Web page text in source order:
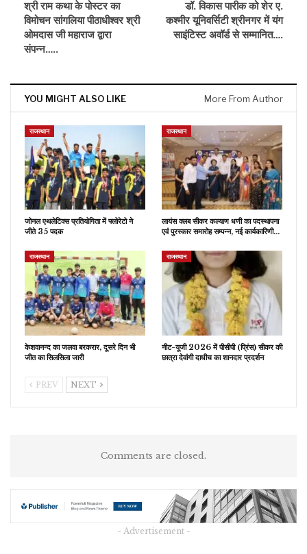
श्री राम कथा के पोस्टर का
विमोचन सांगलिया पीठाधीश्वर श्री
ओमदास जी महाराज द्वारा
संपन्न…..
डॉ. विकास पारीक को शेर ए.
कश्मीर यूनिवर्सिटी श्रीनगर में यंग
साइंटिस्ट अवॉर्ड से सम्मानित….
YOU MIGHT ALSO LIKE More From Author
राजस्थान
जोनल एथलेटिक्स प्रतियोगिता में फ्लोरेटो ने
जीते 35 पदक
राजस्थान
लायंस क्लब सीकर कल्याण धणी का पदस्थापना
एवं पुरस्कार समारोह सम्पन्न, नई कार्यकारिणी…
राजस्थान
केशवानन्द का जलवा बरकरार, दूसरे दिन भी
जीत का सिलसिला जारी
राजस्थान
नीट-यूजी 2026 में पीसीपी (प्रिंस) सीकर की
छात्रा देवांगी दाधीच का शानदार प्रदर्शन
PREV NEXT
Comments are closed.
- Advertisement -